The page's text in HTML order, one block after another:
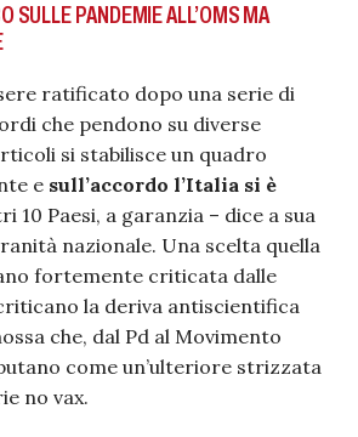
SULLE PANDEMIE ALL’OMS MA
ratificato dopo una serie di
che pendono su diverse
si stabilisce un quadro
e sull’accordo l’Italia si è
10 Paesi, a garanzia – dice a sua
nazionale. Una scelta quella
fortemente criticata dalle
la deriva antiscientifica
che, dal Pd al Movimento
come un’ulteriore strizzata
no vax.